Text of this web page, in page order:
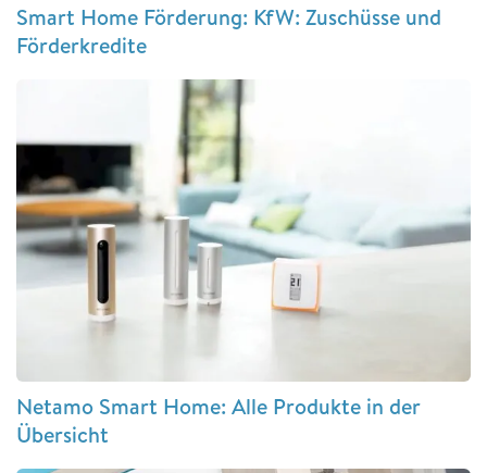
Smart Home Förderung: KfW: Zuschüsse und
Förderkredite
Netamo Smart Home: Alle Produkte in der
Übersicht